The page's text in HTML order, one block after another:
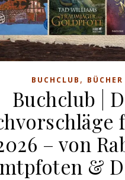
BUCHCLUB , BÜCHER
Buchclub |
– von
&